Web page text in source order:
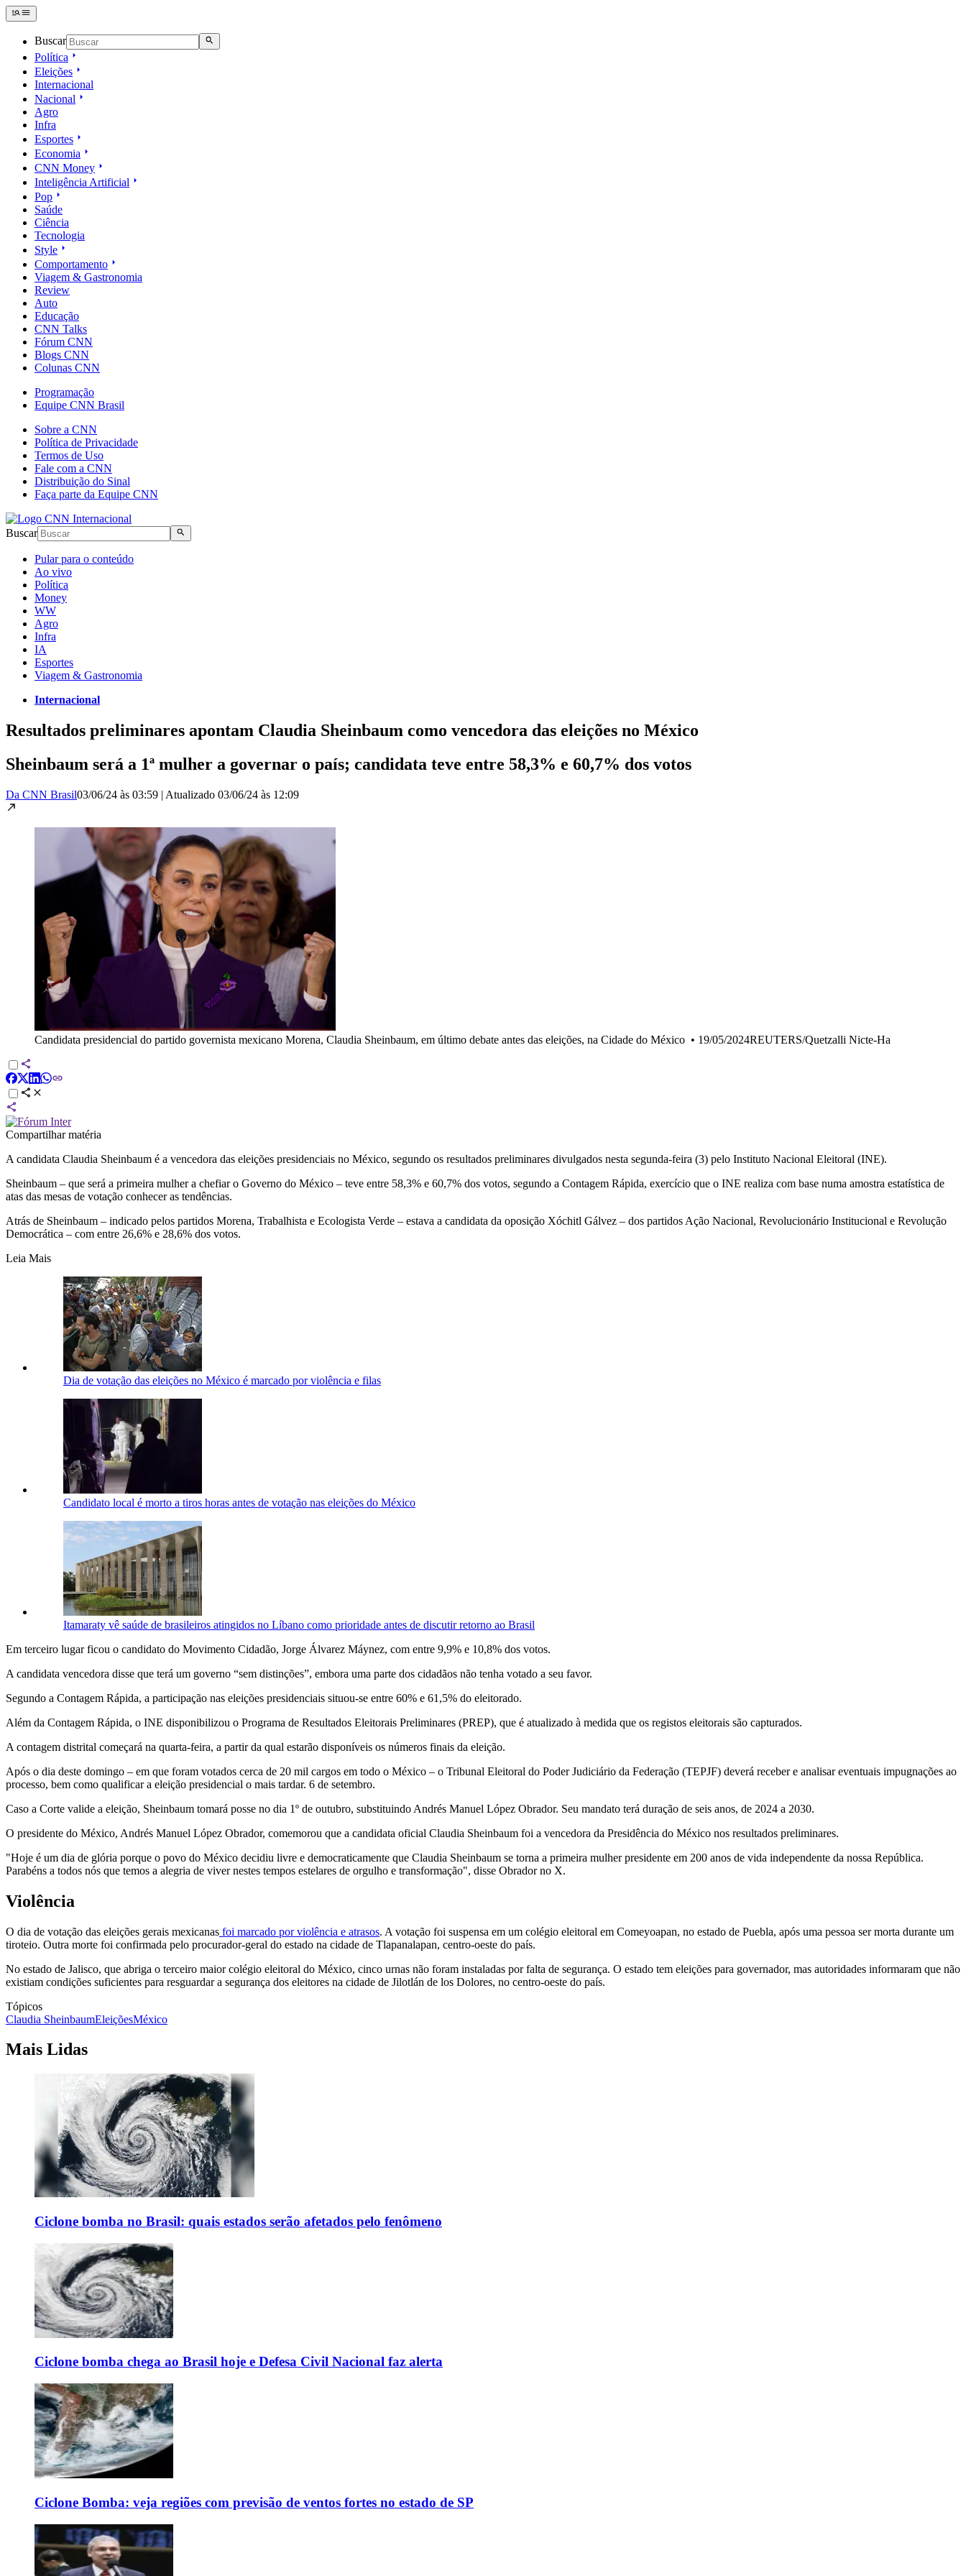
Buscar
Política
Eleições
Internacional
Nacional
Agro
Infra
Esportes
Economia
CNN Money
Inteligência Artificial
Pop
Saúde
Ciência
Tecnologia
Style
Comportamento
Viagem & Gastronomia
Review
Auto
Educação
CNN Talks
Fórum CNN
Blogs CNN
Colunas CNN
Programação
Equipe CNN Brasil
Sobre a CNN
Política de Privacidade
Termos de Uso
Fale com a CNN
Distribuição do Sinal
Faça parte da Equipe CNN
Buscar
Pular para o conteúdo
Ao vivo
Política
Money
WW
Agro
Infra
IA
Esportes
Viagem & Gastronomia
Internacional
Resultados preliminares apontam Claudia Sheinbaum como vencedora das eleições no México
Sheinbaum será a 1ª mulher a governar o país; candidata teve entre 58,3% e 60,7% dos votos
Da CNN Brasil03/06/24 às 03:59 | Atualizado 03/06/24 às 12:09
Candidata presidencial do partido governista mexicano Morena, Claudia Sheinbaum, em último debate antes das eleições, na Cidade do México • 19/05/2024REUTERS/Quetzalli Nicte-Ha
Compartilhar matéria
A candidata Claudia Sheinbaum é a vencedora das eleições presidenciais no México, segundo os resultados preliminares divulgados nesta segunda-feira (3) pelo Instituto Nacional Eleitoral (INE).
Sheinbaum – que será a primeira mulher a chefiar o Governo do México – teve entre 58,3% e 60,7% dos votos, segundo a Contagem Rápida, exercício que o INE realiza com base numa amostra estatística de
atas das mesas de votação conhecer as tendências.
Atrás de Sheinbaum – indicado pelos partidos Morena, Trabalhista e Ecologista Verde – estava a candidata da oposição Xóchitl Gálvez – dos partidos Ação Nacional, Revolucionário Institucional e Revolução
Democrática – com entre 26,6% e 28,6% dos votos.
Leia Mais
Dia de votação das eleições no México é marcado por violência e filas
Candidato local é morto a tiros horas antes de votação nas eleições do México
Itamaraty vê saúde de brasileiros atingidos no Líbano como prioridade antes de discutir retorno ao Brasil
Em terceiro lugar ficou o candidato do Movimento Cidadão, Jorge Álvarez Máynez, com entre 9,9% e 10,8% dos votos.
A candidata vencedora disse que terá um governo “sem distinções”, embora uma parte dos cidadãos não tenha votado a seu favor.
Segundo a Contagem Rápida, a participação nas eleições presidenciais situou-se entre 60% e 61,5% do eleitorado.
Além da Contagem Rápida, o INE disponibilizou o Programa de Resultados Eleitorais Preliminares (PREP), que é atualizado à medida que os registos eleitorais são capturados.
A contagem distrital começará na quarta-feira, a partir da qual estarão disponíveis os números finais da eleição.
Após o dia deste domingo – em que foram votados cerca de 20 mil cargos em todo o México – o Tribunal Eleitoral do Poder Judiciário da Federação (TEPJF) deverá receber e analisar eventuais impugnações ao
processo, bem como qualificar a eleição presidencial o mais tardar. 6 de setembro.
Caso a Corte valide a eleição, Sheinbaum tomará posse no dia 1º de outubro, substituindo Andrés Manuel López Obrador. Seu mandato terá duração de seis anos, de 2024 a 2030.
O presidente do México, Andrés Manuel López Obrador, comemorou que a candidata oficial Claudia Sheinbaum foi a vencedora da Presidência do México nos resultados preliminares.
"Hoje é um dia de glória porque o povo do México decidiu livre e democraticamente que Claudia Sheinbaum se torna a primeira mulher presidente em 200 anos de vida independente da nossa República.
Parabéns a todos nós que temos a alegria de viver nestes tempos estelares de orgulho e transformação", disse Obrador no X.
Violência
O dia de votação das eleições gerais mexicanas foi marcado por violência e atrasos. A votação foi suspensa em um colégio eleitoral em Comeyoapan, no estado de Puebla, após uma pessoa ser morta durante um
tiroteio. Outra morte foi confirmada pelo procurador-geral do estado na cidade de Tlapanalapan, centro-oeste do país.
No estado de Jalisco, que abriga o terceiro maior colégio eleitoral do México, cinco urnas não foram instaladas por falta de segurança. O estado tem eleições para governador, mas autoridades informaram que não
existiam condições suficientes para resguardar a segurança dos eleitores na cidade de Jilotlán de los Dolores, no centro-oeste do país.
Tópicos
Claudia SheinbaumEleiçõesMéxico
Mais Lidas
Ciclone bomba no Brasil: quais estados serão afetados pelo fenômeno
Ciclone bomba chega ao Brasil hoje e Defesa Civil Nacional faz alerta
Ciclone Bomba: veja regiões com previsão de ventos fortes no estado de SP